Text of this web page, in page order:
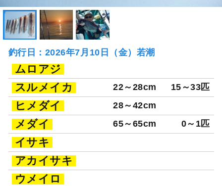
釣行日：2026年7月10日（金）若潮
ムロアジ
スルメイカ
22～28cm 15～33匹
ヒメダイ 28～42cm
メダイ 65～65cm 0～1匹
イサキ
アカイサキ
ウメイロ